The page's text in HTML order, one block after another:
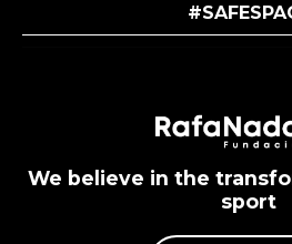
We believe in the
sport